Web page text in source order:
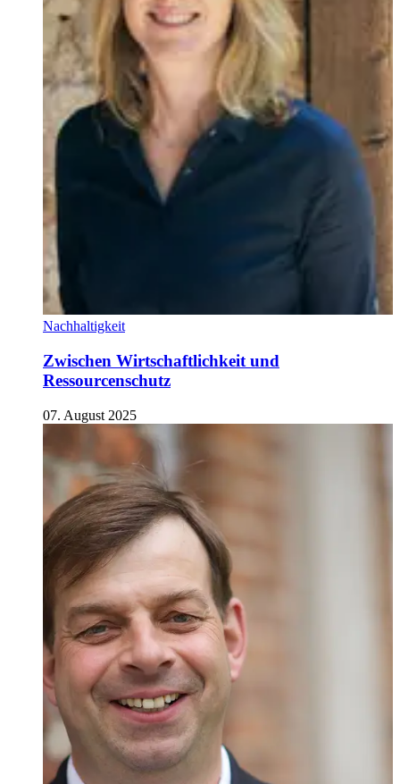
Nachhaltigkeit
Zwischen Wirtschaftlichkeit und
Ressourcenschutz
07. August 2025